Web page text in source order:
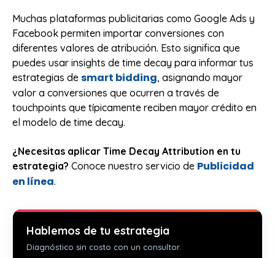
Muchas plataformas publicitarias como Google Ads y
Facebook permiten importar conversiones con
diferentes valores de atribución. Esto significa que
puedes usar insights de time decay para informar tus
estrategias de smart bidding, asignando mayor
valor a conversiones que ocurren a través de
touchpoints que típicamente reciben mayor crédito en
el modelo de time decay.
¿Necesitas aplicar Time Decay Attribution en tu
estrategia? Conoce nuestro servicio de Publicidad
en línea.
Hablemos de tu estrategia
Diagnóstico sin costo con un consultor.